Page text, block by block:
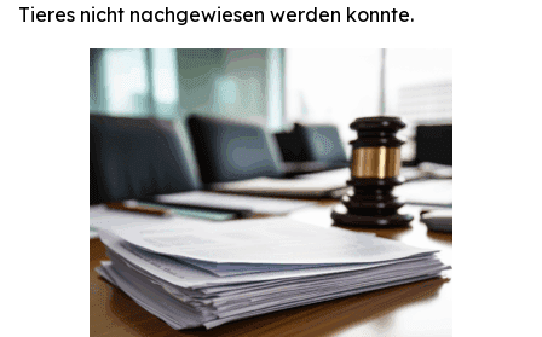
Tieres nicht nachgewiesen werden konnte.